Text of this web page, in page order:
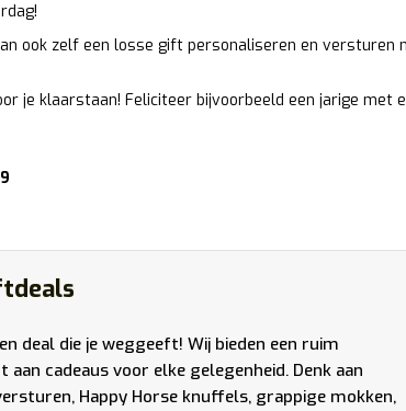
ook zelf een losse gift personaliseren en versturen
je klaarstaan! Feliciteer bijvoorbeeld een jarige met
deal die je weggeeft! Wij bieden een ruim
aan cadeaus voor elke gelegenheid. Denk aan
, Happy Horse knuffels, grappige mokken,